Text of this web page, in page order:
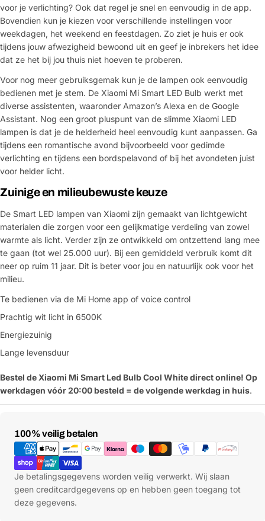
voor je verlichting? Ook dat regel je snel en eenvoudig in de app.
Bovendien kun je kiezen voor verschillende instellingen voor
weekdagen, het weekend en feestdagen. Zo ziet je huis er ook
tijdens jouw afwezigheid bewoond uit en geef je inbrekers het idee
dat ze het bij jou thuis niet hoeven te proberen.
Voor nog meer gebruiksgemak kun je de lampen ook eenvoudig
bedienen met je stem. De Xiaomi Mi Smart LED Bulb werkt met
diverse assistenten, waaronder Amazon’s Alexa en de Google
Assistant. Nog een groot pluspunt van de slimme Xiaomi LED
lampen is dat je de helderheid heel eenvoudig kunt aanpassen. Ga
tijdens een romantische avond bijvoorbeeld voor gedimde
verlichting en tijdens een bordspelavond of bij het avondeten juist
voor helder licht.
Zuinige en milieubewuste keuze
De Smart LED lampen van Xiaomi zijn gemaakt van lichtgewicht
materialen die zorgen voor een gelijkmatige verdeling van zowel
warmte als licht. Verder zijn ze ontwikkeld om ontzettend lang mee
te gaan (tot wel 25.000 uur). Bij een gemiddeld verbruik komt dit
neer op ruim 11 jaar. Dit is beter voor jou en natuurlijk ook voor het
milieu.
Te bedienen via de Mi Home app of voice control
Prachtig wit licht in 6500K
Energiezuinig
Lange levensduur
Bestel de Xiaomi Mi Smart Led Bulb Cool White direct online! Op
werkdagen vóór 20:00 besteld = de volgende werkdag in huis.
100% veilig betalen
Betaalmethoden
Je betalingsgegevens worden veilig verwerkt. Wij slaan
geen creditcardgegevens op en hebben geen toegang tot
deze gegevens.